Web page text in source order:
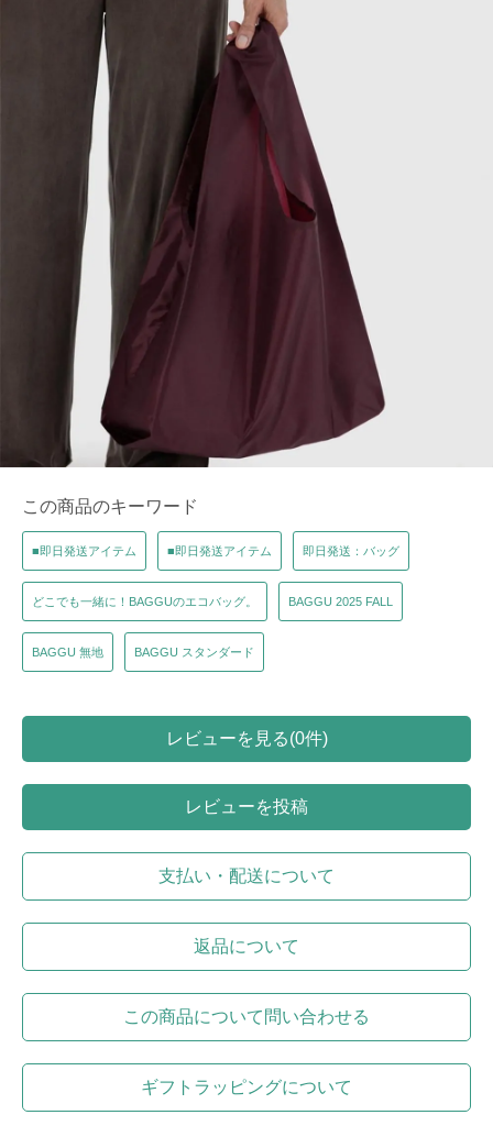
この商品のキーワード
■即日発送アイテム ■即日発送アイテム 即日発送：バッグ
どこでも一緒に！BAGGUのエコバッグ。 BAGGU 2025 FALL
BAGGU 無地 BAGGU スタンダード
レビューを見る(0件)
レビューを投稿
支払い・配送について
返品について
この商品について問い合わせる
ギフトラッピングについて